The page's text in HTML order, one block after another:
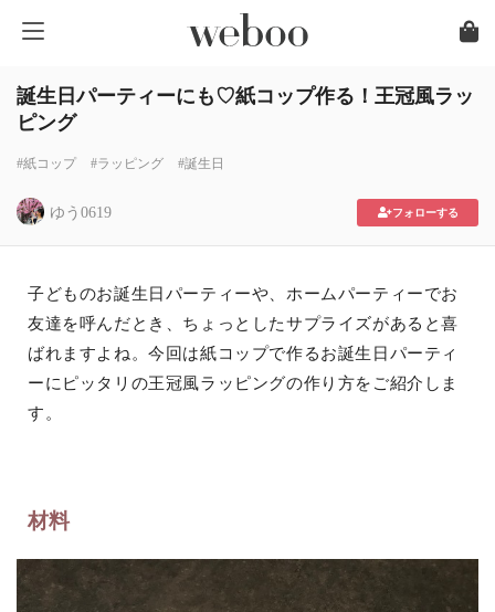
誕生日パーティーにも♡紙コップ作る！王冠風ラッ
ピング
#紙コップ #ラッピング #誕生日
ゆう0619 フォローする
子どものお誕生日パーティーや、ホームパーティーでお
友達を呼んだとき、ちょっとしたサプライズがあると喜
ばれますよね。今回は紙コップで作るお誕生日パーティ
ーにピッタリの王冠風ラッピングの作り方をご紹介しま
す。
材料